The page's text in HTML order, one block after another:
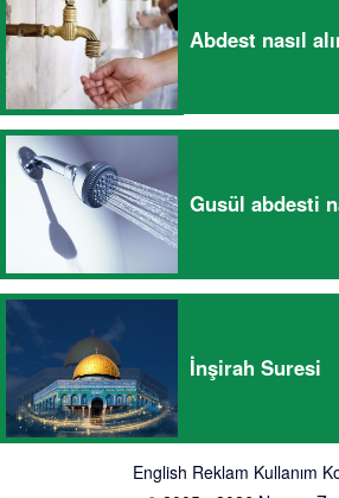
Abdest nasıl
Gusül abdesti
İnşirah Suresi
English Reklam Kullanım